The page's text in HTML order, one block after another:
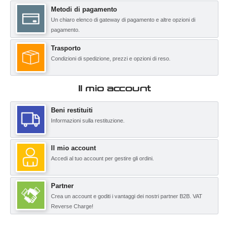
Metodi di pagamento
Un chiaro elenco di gateway di pagamento e altre opzioni di
pagamento.
Trasporto
Condizioni di spedizione, prezzi e opzioni di reso.
Il mio account
Beni restituiti
Informazioni sulla restituzione.
Il mio account
Accedi al tuo account per gestire gli ordini.
Partner
Crea un account e goditi i vantaggi dei nostri partner B2B. VAT
Reverse Charge!